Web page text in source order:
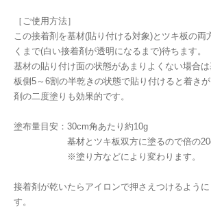
［ご使用方法］
この接着剤を基材(貼り付ける対象)とツキ板の両
くまで(白い接着剤が透明になるまで)待ちます。
基材の貼り付け面の状態があまりよくない場合
板側5～6割の半乾きの状態で貼り付けると着き
剤の二度塗りも効果的です。
塗布量目安：30cm角あたり約10g
基材とツキ板双方に塗るので倍の
※塗り方などにより変わります。
接着剤が乾いたらアイロンで押さえつけるよう
す。